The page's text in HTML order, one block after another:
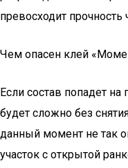
превосходит
Чем опасен клей
Если состав попадет
будет сложно без
данный момент не так
участок с открытой